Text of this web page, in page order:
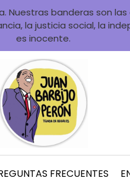
banderas son
la justicia social, la
es inocente.
FRECUENTES